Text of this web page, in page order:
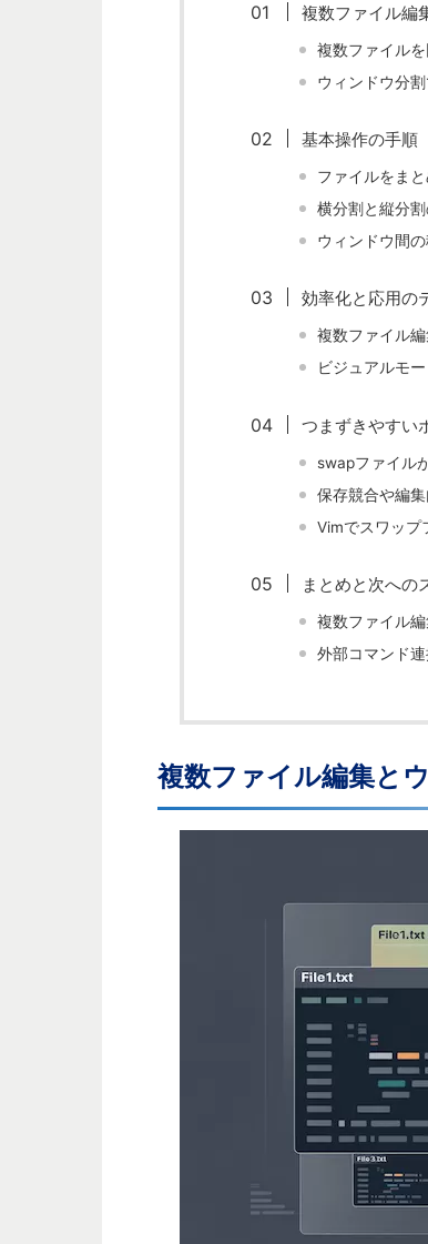
複数ファイル編
複数ファイル
ウィンドウ分
基本操作の手順
ファイルをま
横分割と縦分
ウィンドウ間
効率化と応用の
複数ファイル
ビジュアルモ
つまずきやすい
swapファイル
保存競合や編
Vimでスワップ
まとめと次への
複数ファイル
外部コマンド
複数ファイル編集と